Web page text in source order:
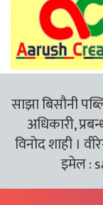
साझा बिसौनी
अधिकारी,
विनोद शाही ।
इमेल :